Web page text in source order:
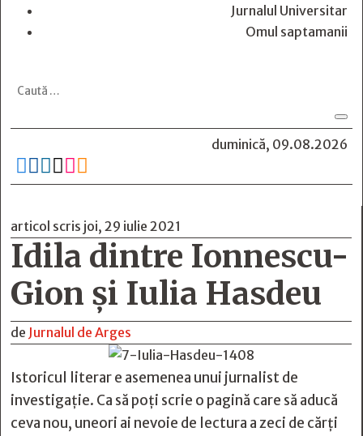
Jurnalul Universitar
Omul saptamanii
duminică, 09.08.2026
     
articol scris joi, 29 iulie 2021
Idila dintre Ionnescu-
Gion şi Iulia Hasdeu
de Jurnalul de Arges
Istoricul literar e asemenea unui jurnalist de
investigație. Ca să poți scrie o pagină care să aducă
ceva nou, uneori ai nevoie de lectura a zeci de cărți